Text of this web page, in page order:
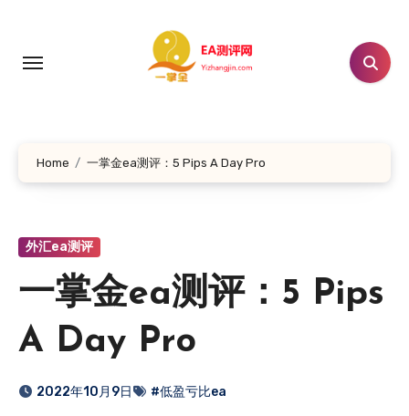
Home 一掌金ea测评：5 Pips A Day Pro
外汇ea测评
一掌金ea测评：5 Pips
A Day Pro
2022年10月9日 #低盈亏比ea